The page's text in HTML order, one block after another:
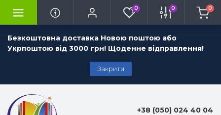
Безкоштовна доставка Новою поштою або
Укрпоштою від 3000 грн! Щоденне відправлення!
Закрити
0 0 0
+38 (050) 024 40 04